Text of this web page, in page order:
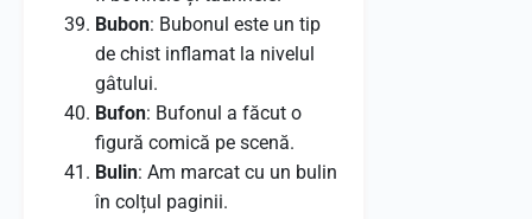
Bubon: Bubonul este un tip
de chist inflamat la nivelul
gâtului.
Bufon: Bufonul a făcut o
figură comică pe scenă.
Bulin: Am marcat cu un bulin
în colțul paginii.